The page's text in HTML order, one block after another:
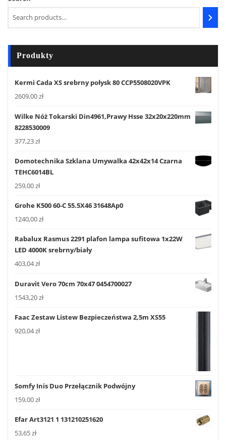
Produkty
Kermi Cada XS srebrny połysk 80 CCP5508020VPK
2609,00zł
Wilke Nóż Tokarski Din4961,Prawy Hsse 32x20x220mm
8228530009
377,23zł
Domotechnika Szklana Umywalka 42x42x14 Czarna
TEHC6014BL
259,00zł
Grohe K500 60-C 55.5X46 31648Ap0
1240,00zł
Rabalux Rasmus 2291 plafon lampa sufitowa 1x22W
LED 4000K srebrny/biały
403,04zł
Duravit Vero 70cm 70x47 0454700027
1543,20zł
Faac Zestaw Listew Bezpieczeństwa 2,5m XS55
920,04zł
Somfy Inis Duo Przełącznik Podwójny
159,00zł
Efar Art3121 1 131210251620
53,65zł